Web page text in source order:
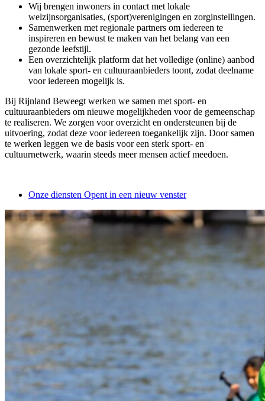
Wij brengen inwoners in contact met lokale
welzijnsorganisaties, (sport)verenigingen en zorginstellingen.
Samenwerken met regionale partners om iedereen te
inspireren en bewust te maken van het belang van een
gezonde leefstijl.
Een overzichtelijk platform dat het volledige (online) aanbod
van lokale sport- en cultuuraanbieders toont, zodat deelname
voor iedereen mogelijk is.
Bij Rijnland Beweegt werken we samen met sport- en
cultuuraanbieders om nieuwe mogelijkheden voor de gemeenschap
te realiseren. We zorgen voor overzicht en ondersteunen bij de
uitvoering, zodat deze voor iedereen toegankelijk zijn. Door samen
te werken leggen we de basis voor een sterk sport- en
cultuurnetwerk, waarin steeds meer mensen actief meedoen.
Onze diensten Opent in een nieuw venster